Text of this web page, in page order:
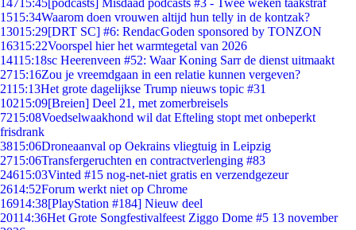
14715:45[podcasts] Misdaad podcasts #3 - Twee weken taakstraf
1515:34Waarom doen vrouwen altijd hun telly in de kontzak?
13015:29[DRT SC] #6: RendacGoden sponsored by TONZON
16315:22Voorspel hier het warmtegetal van 2026
14115:18sc Heerenveen #52: Waar Koning Sarr de dienst uitmaakt
2715:16Zou je vreemdgaan in een relatie kunnen vergeven?
2115:13Het grote dagelijkse Trump nieuws topic #31
10215:09[Breien] Deel 21, met zomerbreisels
7215:08Voedselwaakhond wil dat Efteling stopt met onbeperkt
frisdrank
3815:06Droneaanval op Oekrains vliegtuig in Leipzig
2715:06Transfergeruchten en contractverlenging #83
24615:03Vinted #15 nog-net-niet gratis en verzendgezeur
2614:52Forum werkt niet op Chrome
16914:38[PlayStation #184] Nieuw deel
20114:36Het Grote Songfestivalfeest Ziggo Dome #5 13 november